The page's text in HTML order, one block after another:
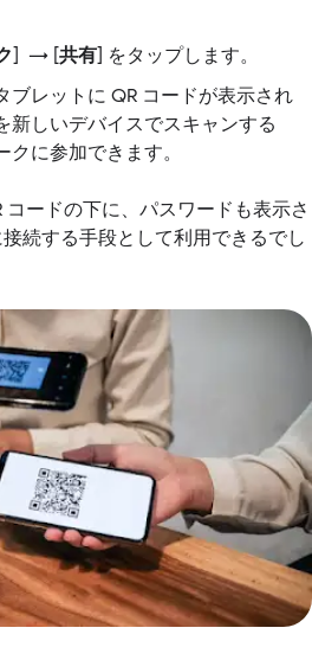
] → [共有] をタップします。
レットに QR コードが表示され
新しいデバイスでスキャンする
に参加できます。
コードの下に、パスワードも表示さ
続する手段として利用できるでし